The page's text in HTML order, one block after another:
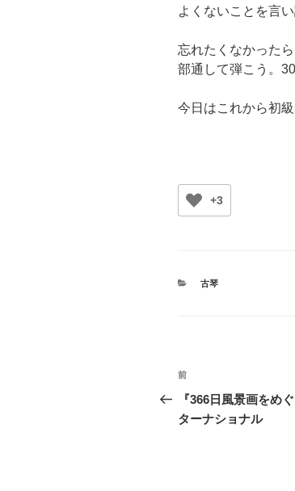
よくないことを言
忘れたくなかった
部通して弾こう。
今日はこれから初
+3
カ
古琴
投
稿
ナ
前
の
投
前
『366日風景画をめ
ターナショナル